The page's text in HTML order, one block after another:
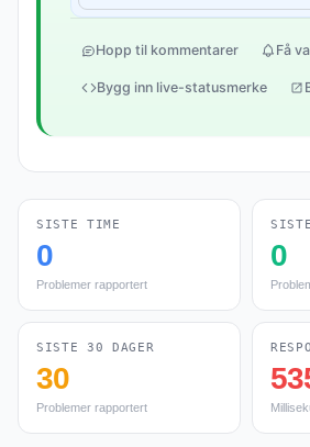
Hopp til kommentarer Få
Bygg inn live-statusmerke
SISTE TIME
0
Problemer rapportert
0
SISTE 30 DAGER
30
Problemer rapportert